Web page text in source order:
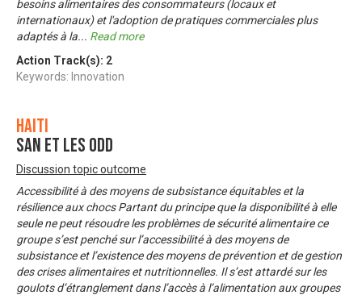
besoins alimentaires des consommateurs (locaux et
internationaux) et l'adoption de pratiques commerciales plus
adaptés à la... Read more
Action Track(s): 2
Keywords: Innovation
Haiti
SAN et les ODD
Discussion topic outcome
Accessibilité à des moyens de subsistance équitables et la
résilience aux chocs Partant du principe que la disponibilité à elle
seule ne peut résoudre les problèmes de sécurité alimentaire ce
groupe s’est penché sur l’accessibilité à des moyens de
subsistance et l’existence des moyens de prévention et de gestion
des crises alimentaires et nutritionnelles. Il s’est attardé sur les
goulots d’étranglement dans l’accès à l’alimentation aux groupes